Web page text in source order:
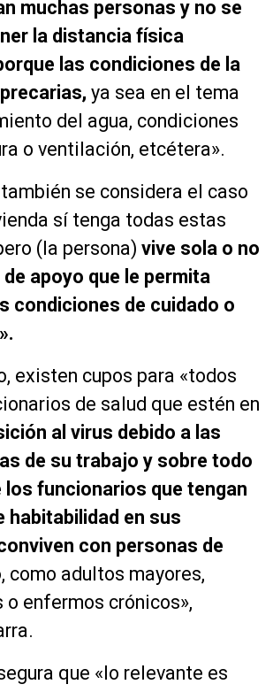
muchas personas y no se
la distancia física
las condiciones de la
ya sea en el tema
del agua, condiciones
o ventilación, etcétera».
se considera el caso
sí tenga todas estas
(la persona) vive sola o no
apoyo que le permita
condiciones de cuidado o
existen cupos para «todos
de salud que estén en
al virus debido a las
de su trabajo y sobre todo
los funcionarios que tengan
habitabilidad en sus
con personas de
, como adultos mayores,
o enfermos crónicos»,
que «lo relevante es